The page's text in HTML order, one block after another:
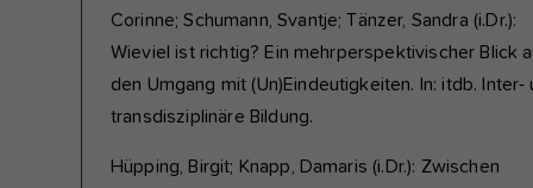
Corinne; Schumann, Svantje; Tänzer, Sandra (i.Dr.):
Wieviel ist richtig? Ein mehrperspektivischer Blick
den Umgang mit (Un)Eindeutigkeiten. In: itdb. Inter-
transdisziplinäre Bildung.
Hüpping, Birgit; Knapp, Damaris (i.Dr.): Zwischen